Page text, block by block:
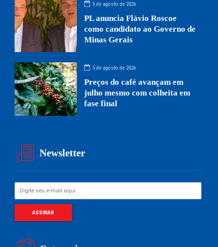
5 de agosto de 2026
PL anuncia Flávio Roscoe
como candidato ao Governo de
Minas Gerais
5 de agosto de 2026
Preços do café avançam em
julho mesmo com colheita em
fase final
Newsletter